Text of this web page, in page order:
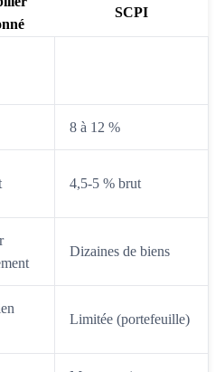
SCPI
8 à 12 %
4,5-5 % brut
Dizaines de biens
Limitée (portefeuille)